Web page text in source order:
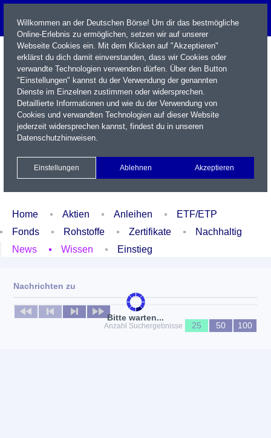
Name / WKN / ISIN / Kürzel
Xetra Realtime
Watchlist Portfolio Login
Home Aktien Anleihen
ETF/ETP
Fonds
Rohstoffe Zertifikate
Nachhaltig
News
Wissen Einstieg
Bitte warten...
Nachrichten zu
Keine News verfügbar
Anzahl Suchergebnisse
25 50 100
Willkommen an der Deutschen Börse! Um dir das bestmögliche
Online-Erlebnis zu ermöglichen, setzen wir auf unserer
Webseite Cookies ein. Mit dem Klicken auf "Akzeptieren"
erklärst du dich damit einverstanden, dass wir Cookies oder
verwandte Technologien verwenden dürfen. Über den Button
"Einstellungen" kannst du der Verwendung der genannten
Dienste im Einzelnen zustimmen oder widersprechen.
Detaillierte Informationen und wie du der Verwendung von
Cookies und verwandten Technologien auf dieser Website
jederzeit widersprechen kannst, findest du in unseren
Datenschutzhinweisen.
Einstellungen Ablehnen Akzeptieren